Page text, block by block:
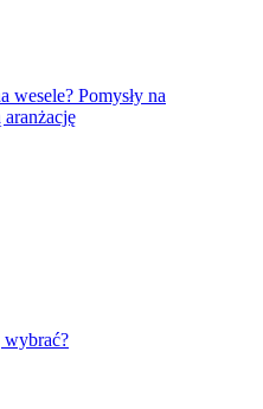
wesele? Pomysły na
wybrać?